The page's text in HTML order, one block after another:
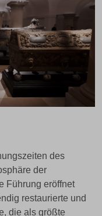
des
der
Führung eröffnet
restaurierte und
die als größte